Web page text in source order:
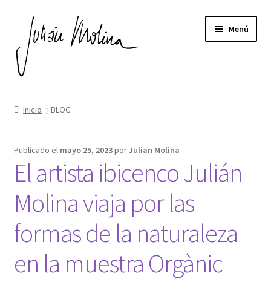
la
navegación
contenido
Menú
EXPOSICIONES
CONTACTO
Inicio BLOG
Publicado el mayo 25, 2023porJulian Molina
El artista ibicenco Julián
Molina viaja por las
formas de la naturaleza
en la muestra Orgànic